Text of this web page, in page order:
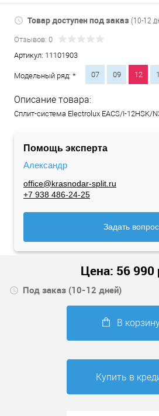
Товар доступен под заказ (10-12
Отзывов: 0
Артикул: 11101903
Модельный ряд: * 07 09 12
Описание товара:
Сплит-система Electrolux EACS/I-12HSK/
Помощь эксперта
Александр
office@krasnodar-split.ru
+7 938 486-24-25
Задать вопрос
Цена: 56 990
Под заказ (10-12 дней)
В
Купить в